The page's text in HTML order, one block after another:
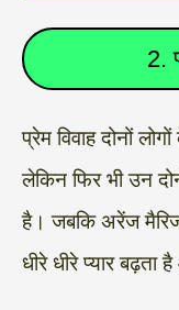
2.
प्रेम विवाह दोनों
लेकिन फिर भी उन
है। जबकि अरेंज
धीरे धीरे प्यार बढ़ता